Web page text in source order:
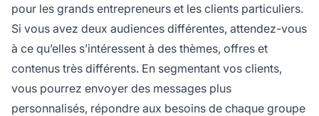
pour les grands entrepreneurs et les clients particuliers.
Si vous avez deux audiences différentes, attendez-vous
à ce qu’elles s’intéressent à des thèmes, offres et
contenus très différents. En segmentant vos clients,
vous pourrez envoyer des messages plus
personnalisés, répondre aux besoins de chaque groupe